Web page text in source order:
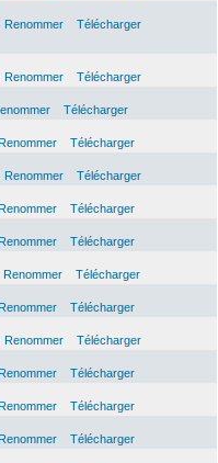
Renommer
Télécharger
Renommer
Télécharger
Télécharger
Renommer
Télécharger
Renommer
Télécharger
Renommer
Télécharger
Renommer
Télécharger
Renommer
Télécharger
Renommer
Télécharger
Renommer
Télécharger
Renommer
Télécharger
Renommer
Télécharger
Renommer
Télécharger